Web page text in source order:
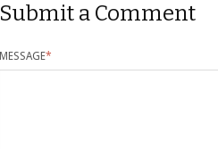
Submit a Comment
MESSAGE*